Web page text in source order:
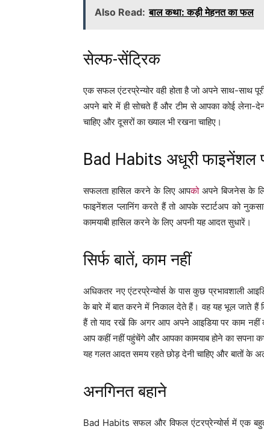
Also Read: बाल कथा: कड़ी मेहनत का फल
सेल्फ-सेंट्रिक
एक सफल एंटरप्रेन्योर वही होता है जो अपने साथ-साथ
अपने बारे में ही सोचते हैं और टीम से आपका कोई लेना-
चाहिए और दूसरों का ख्याल भी रखना चाहिए।
Bad Habits अधूरी फाइनेंशल
सफलता हासिल करने के लिए आपकोअपने बिजनेस के
फाइनेंशल प्लानिंग करते हैं तो आपके स्टार्टअप को
कामयाबी हासिल करने के लिए अपनी यह आदत सुधारें।
सिर्फ बातें, काम नहीं
अधिकतर नए एंटरप्रेन्योर्स के पास कुछ प्रभावशाली
के बारे में बात करने में निकाल देते हैं। वह यह भूल जाते हैं
हैं तो याद रखें कि अगर आप अपने आइडिया पर काम नहीं
आप कहीं नहीं पहुंचेंगे और आपका कामयाब होने का
यह गलत आदत समय रहते छोड़ देनी चाहिए और बातों के
अनगिनत बहाने
Bad Habits सफल और विफल एंटरप्रेन्योर्स में एक बहुत